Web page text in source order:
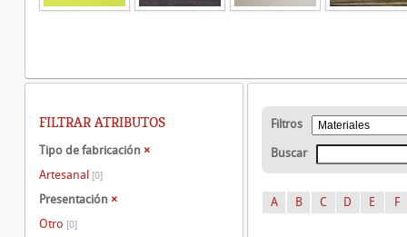
Filtros
Buscar
A B C D E F
FILTRAR ATRIBUTOS
Tipo de fabricación ×
Artesanal [0]
Presentación ×
Otro [0]